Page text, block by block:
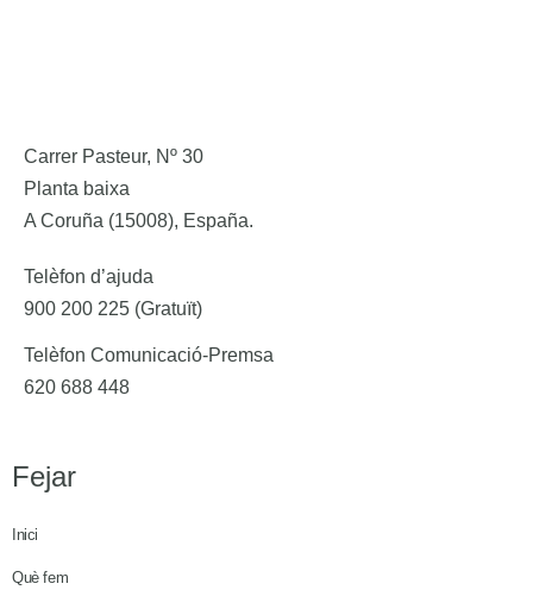
Carrer Pasteur, Nº 30
Planta baixa
A Coruña (15008), España.
Telèfon d’ajuda
900 200 225 (Gratuït)
Telèfon Comunicació-Premsa
620 688 448
Fejar
Inici
Què fem